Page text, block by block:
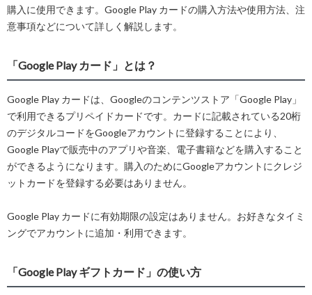
購入に使用できます。Google Play カードの購入方法や使用方法、注
意事項などについて詳しく解説します。
「Google Play カード」とは？
Google Play カードは、Googleのコンテンツストア「Google Play」
で利用できるプリペイドカードです。カードに記載されている20桁
のデジタルコードをGoogleアカウントに登録することにより、
Google Playで販売中のアプリや音楽、電子書籍などを購入すること
ができるようになります。購入のためにGoogleアカウントにクレジ
ットカードを登録する必要はありません。
Google Play カードに有効期限の設定はありません。お好きなタイミ
ングでアカウントに追加・利用できます。
「Google Play ギフトカード」の使い方